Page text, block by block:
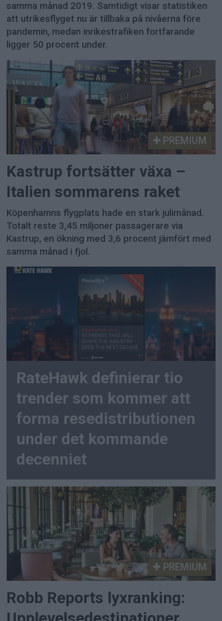
samma månad 2019. Samtidigt visar statistiken
att utrikesflyget nu är tillbaka på nivåerna före
pandemin, medan inrikestrafiken fortfarande
ligger 50 procent under.
PREMIUM
Kastrup fortsätter växa –
Italien sommarens raket
Köpenhamns flygplats hade en stark julimånad.
Totalt reste 3,45 miljoner passagerare via
Kastrup, en ökning med 3,6 procent jämfört med
samma månad i fjol.
RateHawk definierar tio
trender som kommer att
forma resedistributionen
under det kommande
decenniet
PREMIUM
Robb Reports lyxranking: